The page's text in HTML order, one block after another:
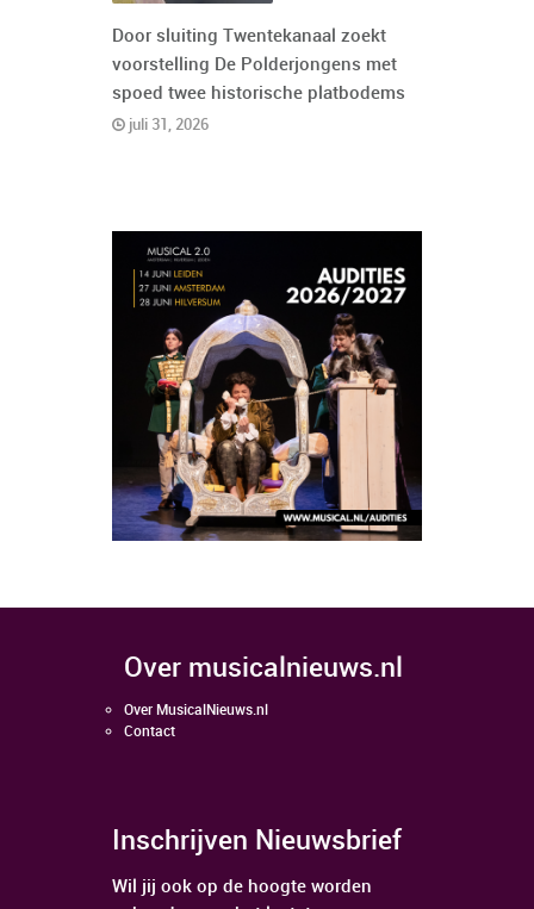
Door sluiting Twentekanaal zoekt
voorstelling De Polderjongens met
spoed twee historische platbodems
juli 31, 2026
over musicalnieuws.nl
Over MusicalNieuws.nl
Contact
Inschrijven Nieuwsbrief
Wil jij ook op de hoogte worden